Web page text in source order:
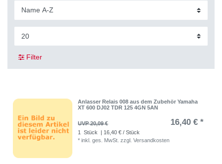
Filter
Anlasser Relais 008 aus dem Zubehör Yamaha
XT 600 DJ02 TDR 125 4GN 5AN
UVP 20,09 € 16,40 € *
1 Stück
| 16,40 € / Stück
*inkl. ges. MwSt. zzgl.Versandkosten